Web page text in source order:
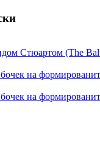
Стюартом (The
на
на